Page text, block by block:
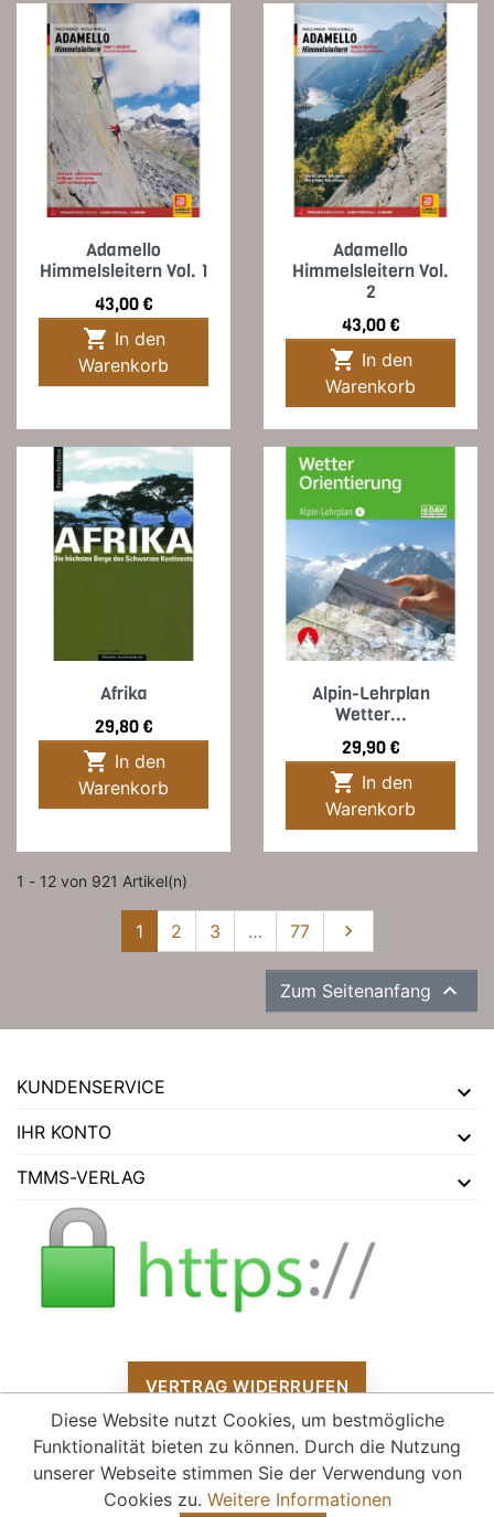
Adamello
Himmelsleitern Vol. 1
Preis
43,00 €

Warenkorb
Adamello
Himmelsleitern Vol.
2
Preis
43,00 €

Warenkorb
Afrika
Preis
29,80 €

Warenkorb
Alpin-Lehrplan
Wetter...
Preis
29,90 €

Warenkorb
1 - 12 von 921 Artikel(n)
1 2 3 … 77 Weiter

Zum Seitenanfang 
KUNDENSERVICE
IHR KONTO
TMMS-VERLAG
VERTRAG WIDERRUFEN
Alle Preise verstehen sich inklusive Mehrwertsteuer und zzgl.
Versandkosten
Diese Website nutzt Cookies, um bestmögliche
Funktionalität bieten zu können. Durch die Nutzung
unserer Webseite stimmen Sie der Verwendung von
Cookies zu. Weitere Informationen